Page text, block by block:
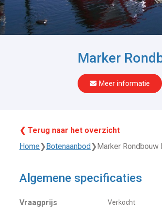
Marker
Meer informatie
❮ Terug naar het overzicht
Home❯ Botenaanbod ❯ Marker Rondbouw
Algemene specificaties
Vraagprijs Verkocht